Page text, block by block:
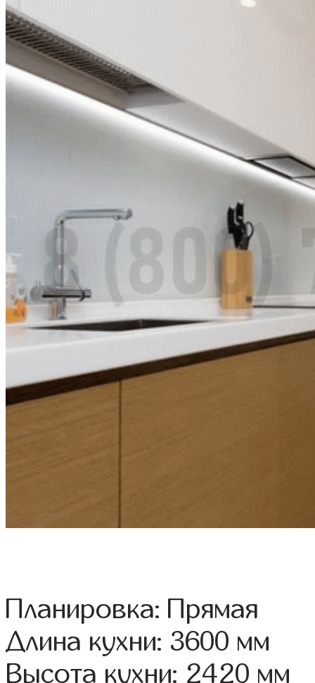
Планировка: Прямая
Длина кухни: 3600 мм
Высота кухни: 2420 мм